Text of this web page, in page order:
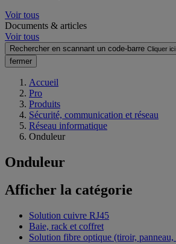
Voir tous
Documents & articles
Voir tous
Rechercher en scannant un code-barre Cliquer ici
fermer
Accueil
Pro
Produits
Sécurité, communication et réseau
Réseau informatique
Onduleur
Onduleur
Afficher la catégorie
Solution cuivre RJ45
Baie, rack et coffret
Solution fibre optique (tiroir, panneau,